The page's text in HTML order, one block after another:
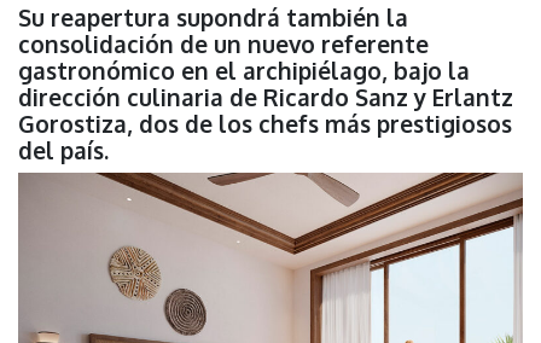
Su reapertura supondrá también la
consolidación de un nuevo referente
gastronómico en el archipiélago, bajo la
dirección culinaria de Ricardo Sanz y Erlantz
Gorostiza, dos de los chefs más prestigiosos
del país.